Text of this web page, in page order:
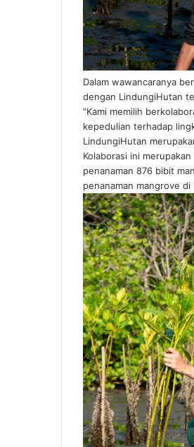
Dalam wawancaranya
dengan LindungiHutan
"Kami memilih
kepedulian terhadap
LindungiHutan
Kolaborasi ini
penanaman 876 bibit
penanaman mangrove